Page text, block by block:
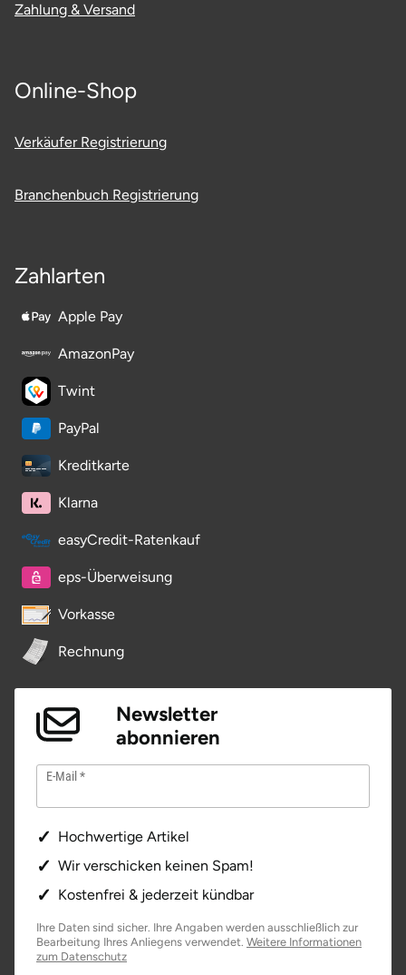
Zahlung & Versand
Online-Shop
Verkäufer Registrierung
Branchenbuch Registrierung
Zahlarten
Apple Pay
AmazonPay
Twint
PayPal
Kreditkarte
Klarna
easyCredit-Ratenkauf
eps-Überweisung
Vorkasse
Rechnung
Newsletter
abonnieren
E-Mail
Hochwertige Artikel
Wir verschicken keinen Spam!
Kostenfrei & jederzeit kündbar
Ihre Daten sind sicher. Ihre Angaben werden ausschließlich zur
Bearbeitung Ihres Anliegens verwendet. Weitere Informationen
zum Datenschutzöffnet in neuem Fenster